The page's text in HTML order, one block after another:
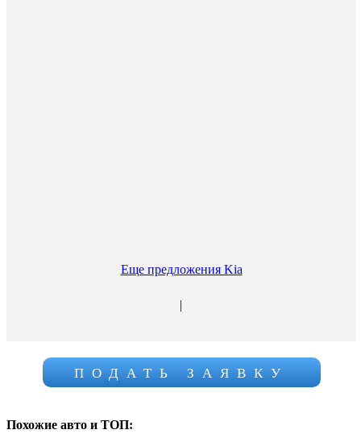
Еще предложения Kia
|
ПОДАТЬ ЗАЯВКУ
Похожие авто и ТОП: